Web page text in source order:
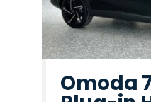
Omoda